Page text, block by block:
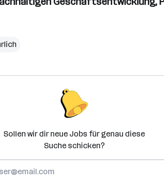
Sollen wir dir neue Jobs für genau diese
Suche schicken?